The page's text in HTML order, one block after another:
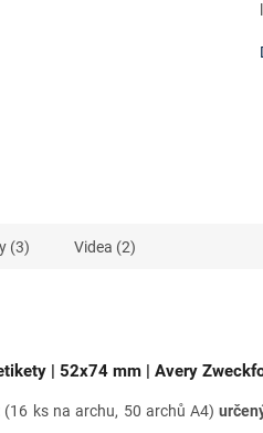
(3) Videa (2)
| 52x74 mm | Avery
(16 ks na archu, 50 archů A4)